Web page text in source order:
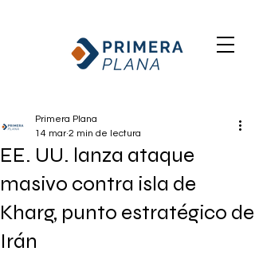
EE. UU. lanza ataque
masivo contra isla de
Kharg, punto estratégico de
Irán
Primera Plana
14 mar 2 min de lectura